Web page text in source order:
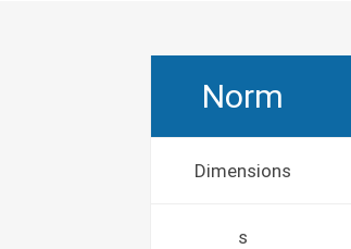
Norm
Dimensions
s